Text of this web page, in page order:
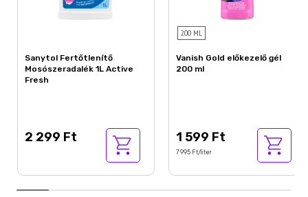
Sanytol Fertőtlenítő
Mosószeradalék 1L Active
Fresh
2 299 Ft
200 ML
Vanish Gold előkezelő gél
200 ml
1 599 Ft
7 995 Ft/liter